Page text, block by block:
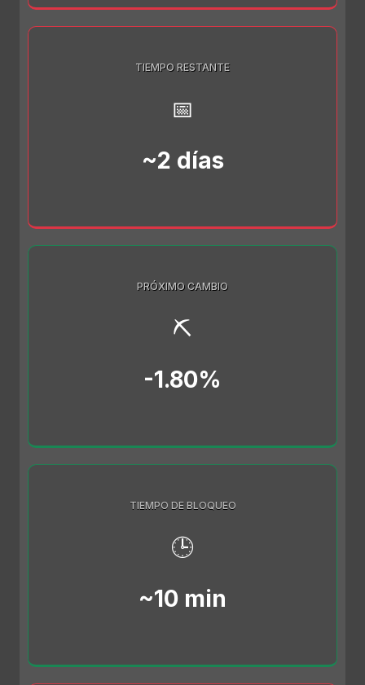
TIEMPO RESTANTE
📅
~2 días
PRÓXIMO CAMBIO
⛏️
-1.80%
TIEMPO DE BLOQUEO
🕒
~10 min